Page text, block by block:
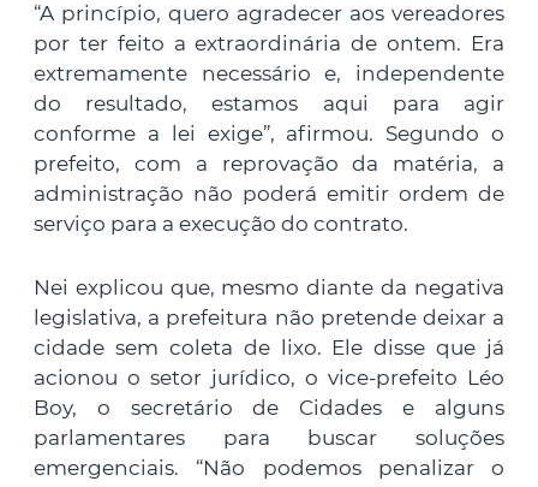
“A princípio, quero agradecer aos vereadores
por ter feito a extraordinária de ontem. Era
extremamente necessário e, independente
do resultado, estamos aqui para agir
conforme a lei exige”, afirmou. Segundo o
prefeito, com a reprovação da matéria, a
administração não poderá emitir ordem de
serviço para a execução do contrato.
Nei explicou que, mesmo diante da negativa
legislativa, a prefeitura não pretende deixar a
cidade sem coleta de lixo. Ele disse que já
acionou o setor jurídico, o vice-prefeito Léo
Boy, o secretário de Cidades e alguns
parlamentares para buscar soluções
emergenciais. “Não podemos penalizar o